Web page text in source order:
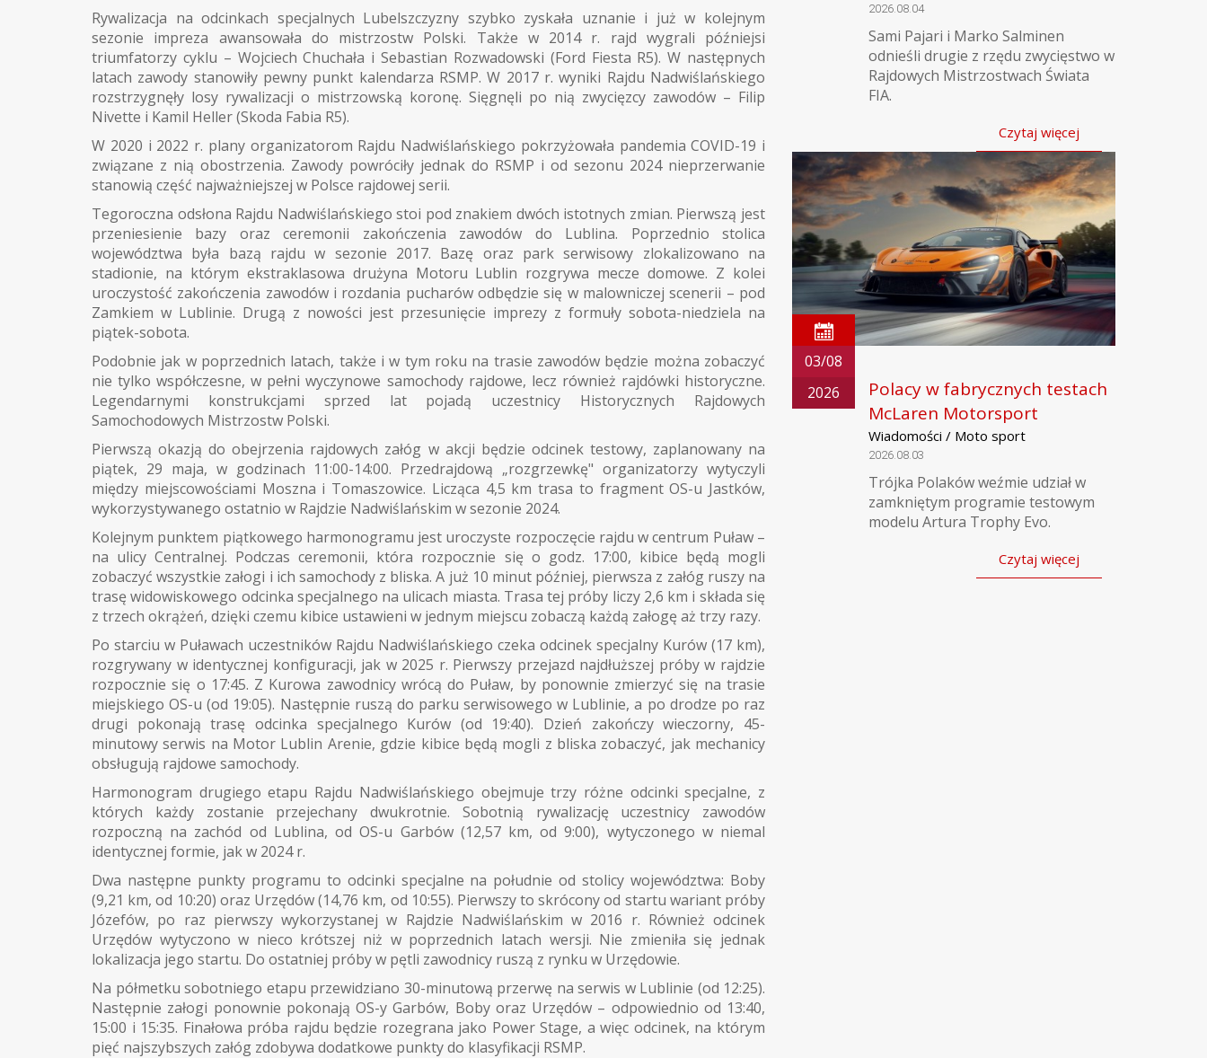
Rywalizacja na odcinkach specjalnych Lubelszczyzny szybko zyskała uznanie i już w kolejnym
sezonie impreza awansowała do mistrzostw Polski. Także w 2014 r. rajd wygrali późniejsi
triumfatorzy cyklu – Wojciech Chuchała i Sebastian Rozwadowski (Ford Fiesta R5). W następnych
latach zawody stanowiły pewny punkt kalendarza RSMP. W 2017 r. wyniki Rajdu Nadwiślańskiego
rozstrzygnęły losy rywalizacji o mistrzowską koronę. Sięgnęli po nią zwycięzcy zawodów – Filip
Nivette i Kamil Heller (Skoda Fabia R5).
W 2020 i 2022 r. plany organizatorom Rajdu Nadwiślańskiego pokrzyżowała pandemia COVID-19 i
związane z nią obostrzenia. Zawody powróciły jednak do RSMP i od sezonu 2024 nieprzerwanie
stanowią część najważniejszej w Polsce rajdowej serii.
Tegoroczna odsłona Rajdu Nadwiślańskiego stoi pod znakiem dwóch istotnych zmian. Pierwszą jest
przeniesienie bazy oraz ceremonii zakończenia zawodów do Lublina. Poprzednio stolica
województwa była bazą rajdu w sezonie 2017. Bazę oraz park serwisowy zlokalizowano na
stadionie, na którym ekstraklasowa drużyna Motoru Lublin rozgrywa mecze domowe. Z kolei
uroczystość zakończenia zawodów i rozdania pucharów odbędzie się w malowniczej scenerii – pod
Zamkiem w Lublinie. Drugą z nowości jest przesunięcie imprezy z formuły sobota-niedziela na
piątek-sobota.
Podobnie jak w poprzednich latach, także i w tym roku na trasie zawodów będzie można zobaczyć
nie tylko współczesne, w pełni wyczynowe samochody rajdowe, lecz również rajdówki historyczne.
Legendarnymi konstrukcjami sprzed lat pojadą uczestnicy Historycznych Rajdowych
Samochodowych Mistrzostw Polski.
Pierwszą okazją do obejrzenia rajdowych załóg w akcji będzie odcinek testowy, zaplanowany na
piątek, 29 maja, w godzinach 11:00-14:00. Przedrajdową „rozgrzewkę" organizatorzy wytyczyli
między miejscowościami Moszna i Tomaszowice. Licząca 4,5 km trasa to fragment OS-u Jastków,
wykorzystywanego ostatnio w Rajdzie Nadwiślańskim w sezonie 2024.
Kolejnym punktem piątkowego harmonogramu jest uroczyste rozpoczęcie rajdu w centrum Puław –
na ulicy Centralnej. Podczas ceremonii, która rozpocznie się o godz. 17:00, kibice będą mogli
zobaczyć wszystkie załogi i ich samochody z bliska. A już 10 minut później, pierwsza z załóg ruszy na
trasę widowiskowego odcinka specjalnego na ulicach miasta. Trasa tej próby liczy 2,6 km i składa się
z trzech okrążeń, dzięki czemu kibice ustawieni w jednym miejscu zobaczą każdą załogę aż trzy razy.
Po starciu w Puławach uczestników Rajdu Nadwiślańskiego czeka odcinek specjalny Kurów (17 km),
rozgrywany w identycznej konfiguracji, jak w 2025 r. Pierwszy przejazd najdłuższej próby w rajdzie
rozpocznie się o 17:45. Z Kurowa zawodnicy wrócą do Puław, by ponownie zmierzyć się na trasie
miejskiego OS-u (od 19:05). Następnie ruszą do parku serwisowego w Lublinie, a po drodze po raz
drugi pokonają trasę odcinka specjalnego Kurów (od 19:40). Dzień zakończy wieczorny, 45-
minutowy serwis na Motor Lublin Arenie, gdzie kibice będą mogli z bliska zobaczyć, jak mechanicy
obsługują rajdowe samochody.
Harmonogram drugiego etapu Rajdu Nadwiślańskiego obejmuje trzy różne odcinki specjalne, z
których każdy zostanie przejechany dwukrotnie. Sobotnią rywalizację uczestnicy zawodów
rozpoczną na zachód od Lublina, od OS-u Garbów (12,57 km, od 9:00), wytyczonego w niemal
identycznej formie, jak w 2024 r.
Dwa następne punkty programu to odcinki specjalne na południe od stolicy województwa: Boby
(9,21 km, od 10:20) oraz Urzędów (14,76 km, od 10:55). Pierwszy to skrócony od startu wariant próby
Józefów, po raz pierwszy wykorzystanej w Rajdzie Nadwiślańskim w 2016 r. Również odcinek
Urzędów wytyczono w nieco krótszej niż w poprzednich latach wersji. Nie zmieniła się jednak
lokalizacja jego startu. Do ostatniej próby w pętli zawodnicy ruszą z rynku w Urzędowie.
Na półmetku sobotniego etapu przewidziano 30-minutową przerwę na serwis w Lublinie (od 12:25).
Następnie załogi ponownie pokonają OS-y Garbów, Boby oraz Urzędów – odpowiednio od 13:40,
15:00 i 15:35. Finałowa próba rajdu będzie rozegrana jako Power Stage, a więc odcinek, na którym
pięć najszybszych załóg zdobywa dodatkowe punkty do klasyfikacji RSMP.
2026.08.04
Sami Pajari i Marko Salminen
odnieśli drugie z rzędu zwycięstwo w
Rajdowych Mistrzostwach Świata
FIA.
Czytaj więcej
03/08
2026
Polacy w fabrycznych testach
McLaren Motorsport
Wiadomości / Moto sport
2026.08.03
Trójka Polaków weźmie udział w
zamkniętym programie testowym
modelu Artura Trophy Evo.
Czytaj więcej